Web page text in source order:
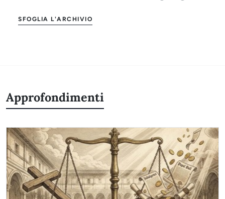
SFOGLIA L'ARCHIVIO
Approfondimenti